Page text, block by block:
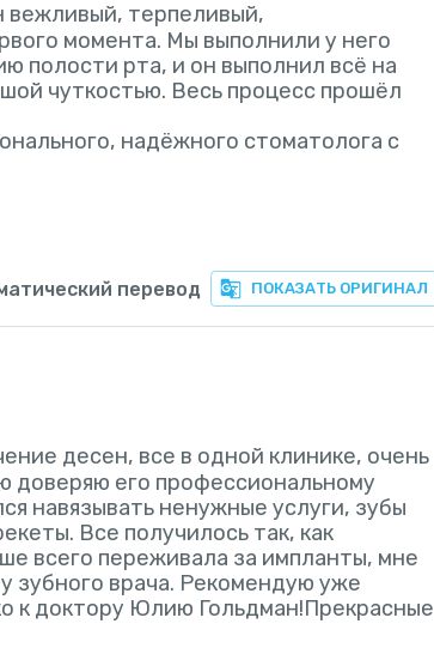
терпеливый,
момента. Мы выполнили у него
полости рта, и он выполнил всё на
чуткостью. Весь процесс прошёл
надёжного стоматолога с
ПОКАЗАТЬ ОРИГИНАЛ
перевод
десен, все в одной клинике, очень
доверяю его профессиональному
навязывать ненужные услуги, зубы
Все получилось так, как
всего переживала за импланты, мне
зубного врача. Рекомендую уже
к доктору Юлию Гольдман!Прекрасные